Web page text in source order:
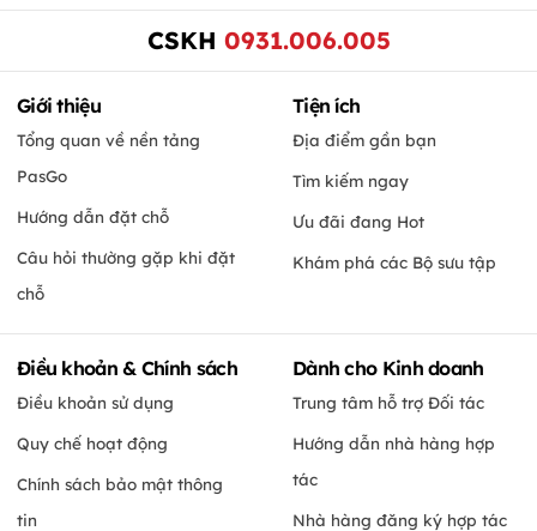
CSKH 0931.006.005
Giới thiệu
Tổng quan về nền tảng
PasGo
Hướng dẫn đặt chỗ
Câu hỏi thường gặp khi đặt
chỗ
Tiện ích
Địa điểm gần bạn
Tìm kiếm ngay
Ưu đãi đang Hot
Khám phá các Bộ sưu tập
Điều khoản & Chính sách
Điều khoản sử dụng
Quy chế hoạt động
Chính sách bảo mật thông
tin
Dành cho Kinh doanh
Trung tâm hỗ trợ Đối tác
Hướng dẫn nhà hàng hợp
tác
Nhà hàng đăng ký hợp tác